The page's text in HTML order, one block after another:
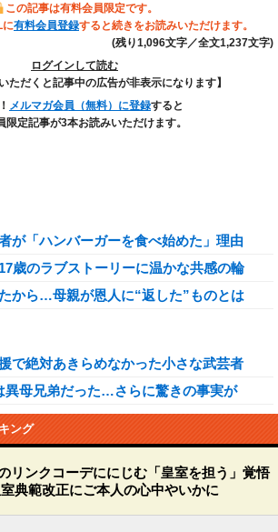
この記事は有料会員限定です。
に有料会員登録すると続きをお読みいただけます。
(残り1,096文字／全文1,237文字)
ログインして読む
ただくと記事中の広告が非表示になります】
メルマガ会員（無料）に登録すると
限定記事が3本お読みいただけます。
が「ハンバーガーを食べ始めた」理由
歳のラブストーリーに温かな共感の輪
から…母親が恩人に“返した”ものとは
で絶対あきらめなかった小さな武芸者
異母兄弟だった…さらに驚きの事実が
ング
リンクコーデににじむ「皇室を担う」覚悟
典範改正にご本人の心中やいかに